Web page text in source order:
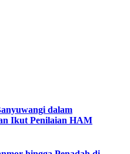
dalam
Ikut Penilaian HAM